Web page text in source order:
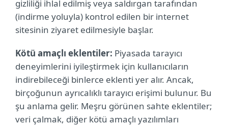
gizliliği ihlal edilmiş veya saldırgan tarafından
(indirme yoluyla) kontrol edilen bir internet
sitesinin ziyaret edilmesiyle başlar.
Kötü amaçlı eklentiler: Piyasada tarayıcı
deneyimlerini iyileştirmek için kullanıcıların
indirebileceği binlerce eklenti yer alır. Ancak,
birçoğunun ayrıcalıklı tarayıcı erişimi bulunur. Bu
şu anlama gelir. Meşru görünen sahte eklentiler;
veri çalmak, diğer kötü amaçlı yazılımları